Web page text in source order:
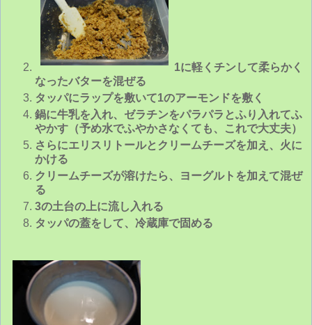
1に軽くチンして柔らかく
なったバターを混ぜる
タッパにラップを敷いて1のアーモンドを敷く
鍋に牛乳を入れ、ゼラチンをパラパラとふり入れてふ
やかす（予め水でふやかさなくても、これで大丈夫）
さらにエリスリトールとクリームチーズを加え、火に
かける
クリームチーズが溶けたら、ヨーグルトを加えて混ぜ
る
3の土台の上に流し入れる
タッパの蓋をして、冷蔵庫で固める